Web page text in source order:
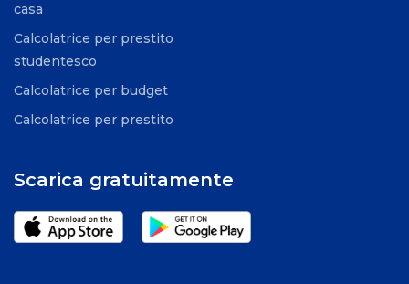
casa
Calcolatrice per prestito
studentesco
Calcolatrice per budget
Calcolatrice per prestito
Scarica gratuitamente